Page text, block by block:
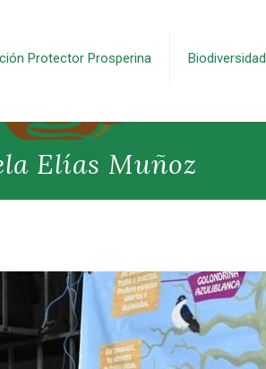
Protector Prosperina Biodiversidad
Elías Muñoz